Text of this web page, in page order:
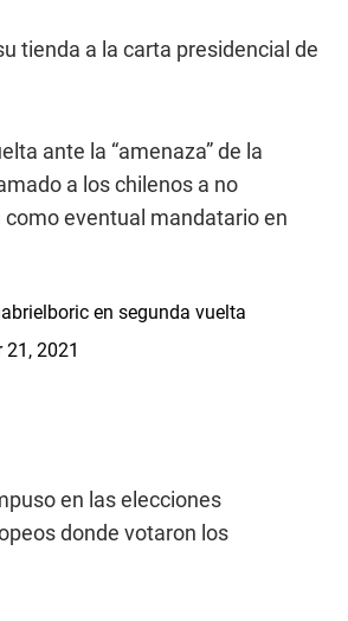
tienda a la carta presidencial de
ante la “amenaza” de la
a los chilenos a no
eventual mandatario en
en segunda vuelta
21, 2021
en las elecciones
donde votaron los